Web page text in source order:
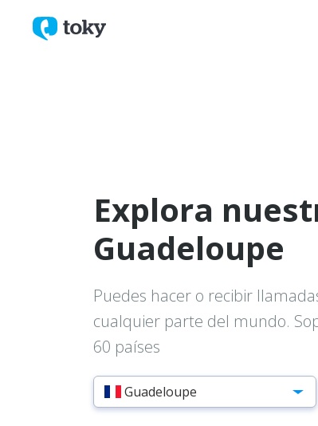
Explora
Guadeloupe
Puedes hacer o recibir
cualquier parte del mundo.
60 países
Guadeloupe